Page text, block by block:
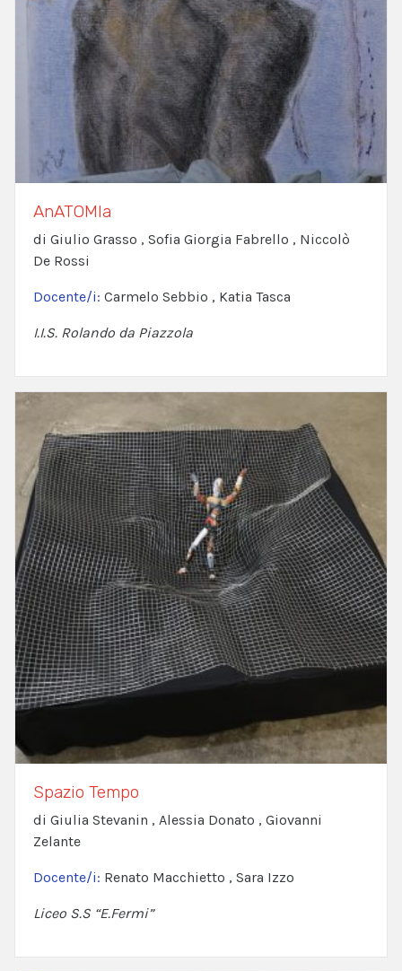
AnATOMIa
di Giulio Grasso , Sofia Giorgia Fabrello , Niccolò
De Rossi
Docente/i: Carmelo Sebbio , Katia Tasca
I.I.S. Rolando da Piazzola
Spazio Tempo
di Giulia Stevanin , Alessia Donato , Giovanni
Zelante
Docente/i: Renato Macchietto , Sara Izzo
Liceo S.S “E.Fermi”